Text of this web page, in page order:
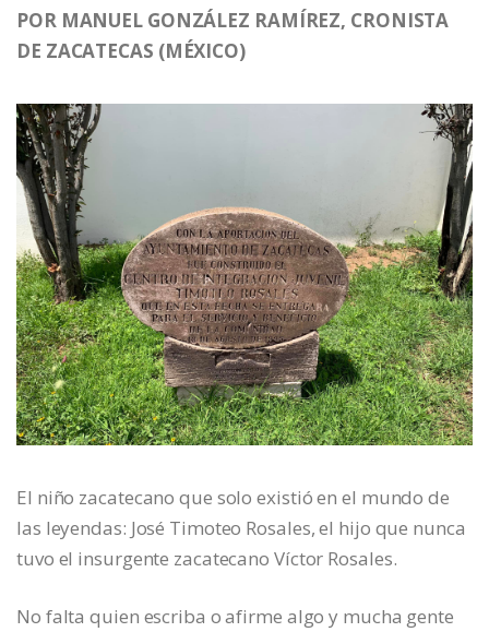
POR MANUEL GONZÁLEZ RAMÍREZ, CRONISTA
DE ZACATECAS (MÉXICO)
El niño zacatecano que solo existió en el mundo de
las leyendas: José Timoteo Rosales, el hijo que nunca
tuvo el insurgente zacatecano Víctor Rosales.
No falta quien escriba o afirme algo y mucha gente